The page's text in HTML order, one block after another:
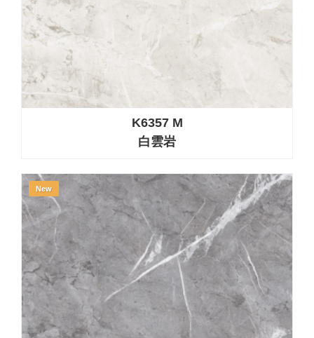
K6357 M
白雲岩
New